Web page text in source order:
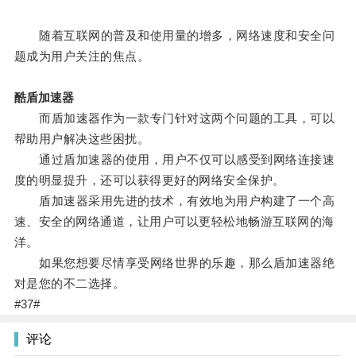
随着互联网的普及和使用量的增多，网络速度和安全问
题成为用户关注的焦点。
酷盾加速器
而盾加速器作为一款专门针对这两个问题的工具，可以
帮助用户解决这些困扰。
通过盾加速器的使用，用户不仅可以感受到网络连接速
度的明显提升，还可以获得更好的网络安全保护。
盾加速器采用先进的技术，有效地为用户构建了一个高
速、安全的网络通道，让用户可以更轻松地畅游互联网的海
洋。
如果您想要尽情享受网络世界的乐趣，那么盾加速器绝
对是您的不二选择。
#37#
评论